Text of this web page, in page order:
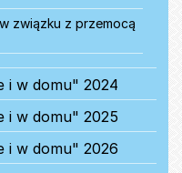
związku z przemocą
i w domu" 2024
i w domu" 2025
i w domu" 2026